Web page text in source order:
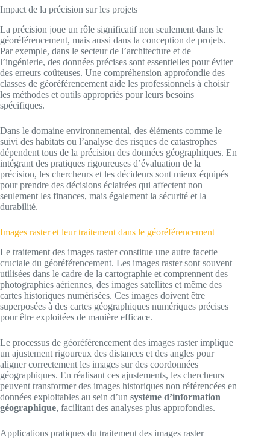
Impact de la précision sur les projets
La précision joue un rôle significatif non seulement dans le
géoréférencement, mais aussi dans la conception de projets.
Par exemple, dans le secteur de l’architecture et de
l’ingénierie, des données précises sont essentielles pour éviter
des erreurs coûteuses. Une compréhension approfondie des
classes de géoréférencement aide les professionnels à choisir
les méthodes et outils appropriés pour leurs besoins
spécifiques.
Dans le domaine environnemental, des éléments comme le
suivi des habitats ou l’analyse des risques de catastrophes
dépendent tous de la précision des données géographiques. En
intégrant des pratiques rigoureuses d’évaluation de la
précision, les chercheurs et les décideurs sont mieux équipés
pour prendre des décisions éclairées qui affectent non
seulement les finances, mais également la sécurité et la
durabilité.
Images raster et leur traitement dans le géoréférencement
Le traitement des images raster constitue une autre facette
cruciale du géoréférencement. Les images raster sont souvent
utilisées dans le cadre de la cartographie et comprennent des
photographies aériennes, des images satellites et même des
cartes historiques numérisées. Ces images doivent être
superposées à des cartes géographiques numériques précises
pour être exploitées de manière efficace.
Le processus de géoréférencement des images raster implique
un ajustement rigoureux des distances et des angles pour
aligner correctement les images sur des coordonnées
géographiques. En réalisant ces ajustements, les chercheurs
peuvent transformer des images historiques non référencées en
données exploitables au sein d’un système d’information
géographique, facilitant des analyses plus approfondies.
Applications pratiques du traitement des images raster